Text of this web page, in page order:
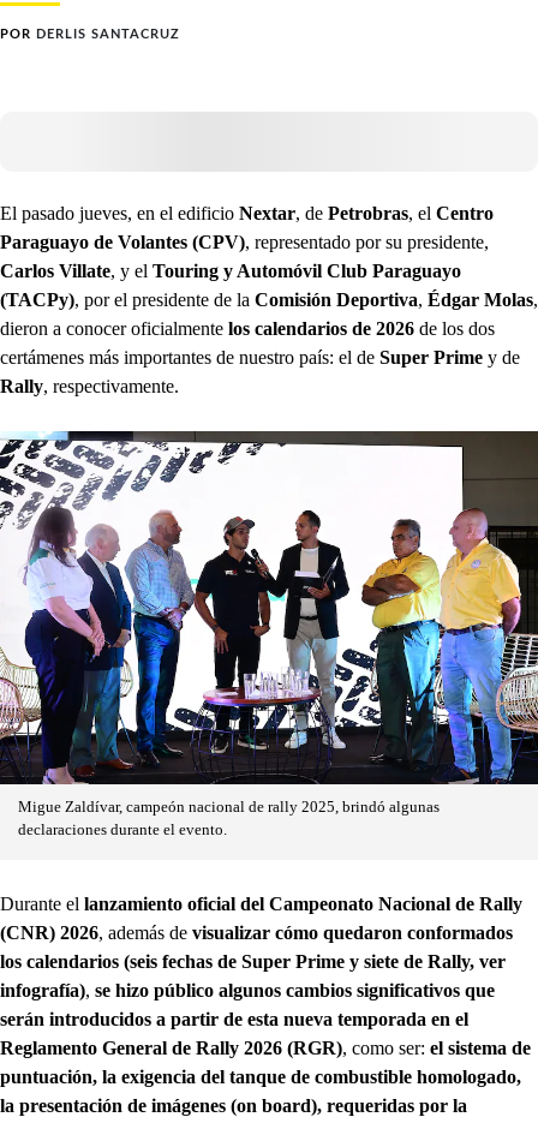
POR DERLIS SANTACRUZ
El pasado jueves, en el edificio Nextar, de Petrobras, el Centro
Paraguayo de Volantes (CPV), representado por su presidente,
Carlos Villate, y el Touring y Automóvil Club Paraguayo
(TACPy), por el presidente de la Comisión Deportiva, Édgar Molas,
dieron a conocer oficialmente los calendarios de 2026 de los dos
certámenes más importantes de nuestro país: el de Super Prime y de
Rally, respectivamente.
Migue Zaldívar, campeón nacional de rally 2025, brindó algunas
declaraciones durante el evento.
Durante el lanzamiento oficial del Campeonato Nacional de Rally
(CNR) 2026, además de visualizar cómo quedaron conformados
los calendarios (seis fechas de Super Prime y siete de Rally, ver
infografía), se hizo público algunos cambios significativos que
serán introducidos a partir de esta nueva temporada en el
Reglamento General de Rally 2026 (RGR), como ser: el sistema de
puntuación, la exigencia del tanque de combustible homologado,
la presentación de imágenes (on board), requeridas por la